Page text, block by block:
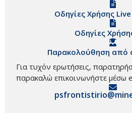
Οδηγίες Χρήσης
Οδηγίες
Παρακολούθηση από
Για τυχόν ερωτήσεις,
παρακαλώ επικοινωνήστε μέσω